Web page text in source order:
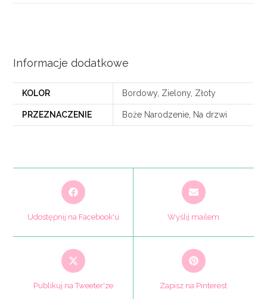
Informacje dodatkowe
KOLOR Bordowy, Zielony, Złoty
PRZEZNACZENIE Boże Narodzenie, Na drzwi
Opens
in
new
window
Udostępnij na Facebook'u
Opens
in
new
window
Wyślij mailem
Opens
in
new
Publikuj na Tweeter'ze
Opens
in
Zapisz na Pinterest